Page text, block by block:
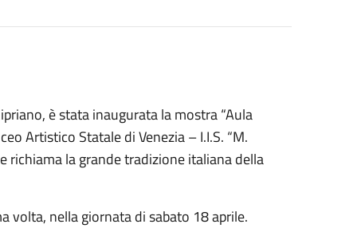
è stata inaugurata la mostra“Aula
Artistico Statale di Venezia – I.I.S. “M.
richiama la grande tradizione italiana della
volta, nella giornata di sabato 18 aprile.